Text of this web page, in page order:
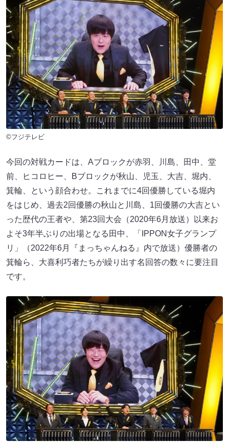
©フジテレビ
今回の対戦カードは、Aブロックが赤羽、川島、田中、堂
前、ヒコロヒー、Bブロックが秋山、児玉、大吉、堀内、
箕輪、という顔合わせ。これまでに4回優勝している堀内
をはじめ、過去2回優勝の秋山と川島、1回優勝の大吉とい
った歴代の王者や、第23回大会（2020年6月放送）以来お
よそ3年半ぶりの出場となる田中、「IPPON女子グランプ
リ」（2022年6月『まっちゃんねる』内で放送）優勝者の
箕輪ら、大喜利巧者たちが繰り出す名回答の数々に要注目
です。